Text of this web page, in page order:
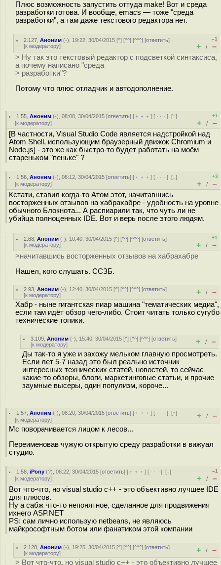
Плюс возможность запустить оттуда make! Вот и среда
разработки готова. И вообще, emacs — тоже "среда
разработки", а там даже текстового редактора нет.
2.127 ,Аноним (-), 19:22, 30/04/2015 [^] [^^] [^^^] [ответить]
[к модератору]
–1
+ / –
> Ну так это текстовый редактор с подсветкой синтаксиса,
а почему написано "среда
> разработки"?
Потому что плюс отладчик и автодополнение.
1.55 ,Аноним (-), 08:08, 30/04/2015 [ответить] [ ﹢﹢﹢] [ · · ·][↑]
[к модератору]
+1
+ / –
[В частности, Visual Studio Code является надстройкой над
Atom Shell, использующим браузерный движок Chromium и
Node.js] - это же как быстро-то будет работать на моём
стареньком "пеньке" ?
1.56 ,Аноним (-), 08:12, 30/04/2015 [ответить] [ ﹢﹢﹢] [ · · ·][↓]
[к модератору]
+3
+ / –
Кстати, ставил когда-то Атом этот, начитавшись
восторженных отзывов на хабрахабре - удобность на уровне
обычного Блокнота... А распиарили так, что чуть ли не
убийца полноценных IDE. Вот и верь после этого людям.
2.68 ,Аноним (-), 10:40, 30/04/2015 [^] [^^] [^^^] [ответить]
[к модератору]
+1
+ / –
>начитавшись восторженных отзывов на хабрахабре
Нашел, кого слушать. ССЗБ.
2.93 ,Аноним (-), 12:40, 30/04/2015 [^] [^^] [^^^] [ответить]
[к модератору] + / –
Хабр - ныне гигантская пиар машина "тематических медиа",
если там идёт обзор чего-либо. Стоит читать только сугубо
технические топики.
3.109 ,Аноним (-), 15:40, 30/04/2015 [^] [^^] [^^^] [ответить]
[к модератору] + / –
Ды так-то я уже и захожу мельком главную просмотреть.
Если лет 5-7 назад это был реально источник
интересных технических статей, новостей, то сейчас
какие-то обзоры, блоги, маркетинговые статьи, и прочие
заумные высеры, один популизм, короче...
1.57 ,Аноним (-), 08:20, 30/04/2015 [ответить] [ ﹢﹢﹢] [ · · ·][↑]
[к модератору] + / –
Мс поворачивается лицом к лесов...
Переименовав чужую открытую среду разработки в вижуал
студио.
1.58 ,iPony (?), 08:22, 30/04/2015 [ответить] [ ﹢﹢﹢] [ · · ·][↓]
[к модератору]
–1
+ / –
Вот что-что, но visual studio с++ - это объективно лучшее IDE
для плюсов.
Ну а сабж что-то непонятное, сделанное для продвижения
ихнего ASP.NET
PS: сам лично использую netbeans, не являюсь
майкрософтным ботом или фанатиком этой компании
2.128 ,Аноним (-), 19:25, 30/04/2015 [^] [^^] [^^^] [ответить]
[к модератору] + / –
> Вот что-что, но visual studio с++ - это объективно лучшее